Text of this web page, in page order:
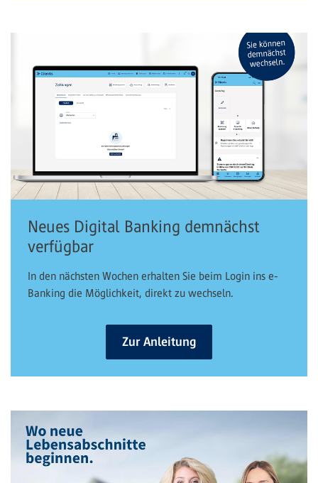
Neues Digital Banking demnächst
verfügbar
In den nächsten Wochen erhalten Sie beim Login ins e-
Banking die Möglichkeit, direkt zu wechseln.
Zur Anleitung